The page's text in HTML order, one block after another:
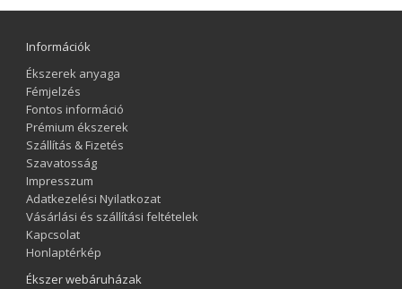
Információk
Ékszerek anyaga
Fémjelzés
Fontos információ
Prémium ékszerek
Szállítás & Fizetés
Szavatosság
Impresszum
Adatkezelési Nyilatkozat
Vásárlási és szállítási feltételek
Kapcsolat
Honlaptérkép
Ékszer webáruházak